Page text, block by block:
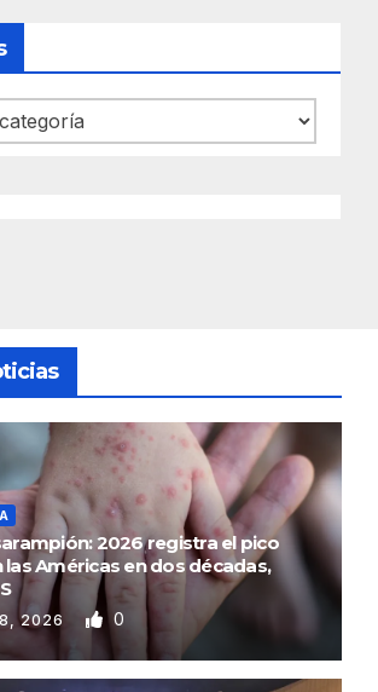
2026 registra el pico
las Américas en dos décadas,
2026 0